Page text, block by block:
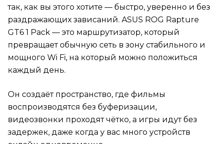
так, как вы этого хотите — быстро, уверенно и без
раздражающих зависаний. ASUS ROG Rapture
GT6 1 Pack — это маршрутизатор, который
превращает обычную сеть в зону стабильного и
мощного Wi Fi, на который можно положиться
каждый день.
Он создаёт пространство, где фильмы
воспроизводятся без буферизации,
видеозвонки проходят чётко, а игры идут без
задержек, даже когда у вас много устройств